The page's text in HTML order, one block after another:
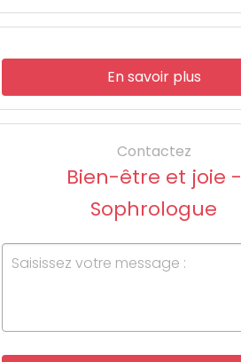
En savoir plus
Contactez
Bien-être et joie -
Sophrologue